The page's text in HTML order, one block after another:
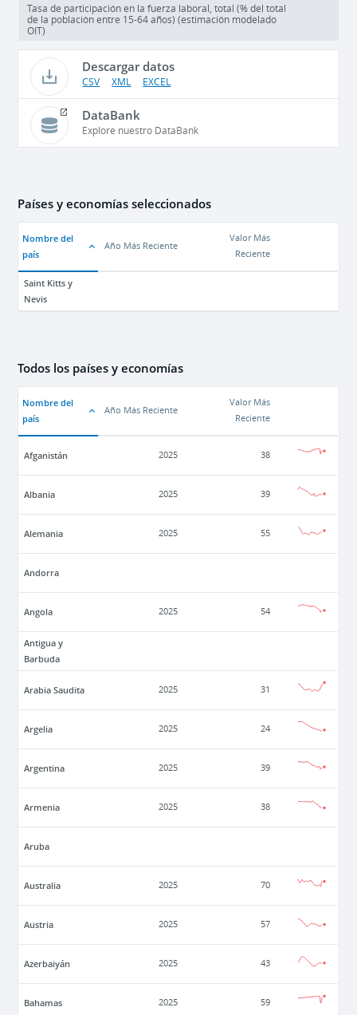
Tasa de participación en la fuerza laboral, total (% del total
de la población entre 15-64 años) (estimación modelado
OIT)
Descargar datos
CSV XML EXCEL
DataBank
Explore nuestro DataBank
Países y economías seleccionados
Nombre del
país
Año Más Reciente
Valor Más
Reciente
Saint Kitts y
Nevis
Todos los países y economías
Nombre del
país
Año Más Reciente
Valor Más
Reciente
Afganistán 2025 38
Albania 2025 39
Alemania 2025 55
Andorra
Angola 2025 54
Antigua y
Barbuda
Arabia Saudita 2025 31
Argelia 2025 24
Argentina 2025 39
Armenia 2025 38
Aruba
Australia 2025 70
Austria 2025 57
Azerbaiyán 2025 43
Bahamas 2025 59